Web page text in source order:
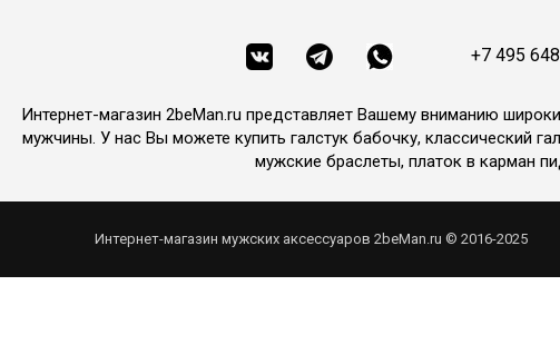
+7 495
Интернет-магазин 2beMan.ru представляет Вашему вниманию
мужчины. У нас Вы можете купить галстук бабочку, классический
мужские браслеты, платок в карман
Интернет-магазин мужских аксессуаров 2beMan.ru © 2016-2025